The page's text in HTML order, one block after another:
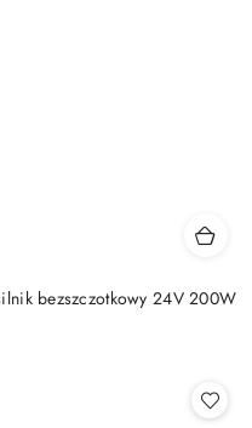
bezszczotkowy 24V 200W